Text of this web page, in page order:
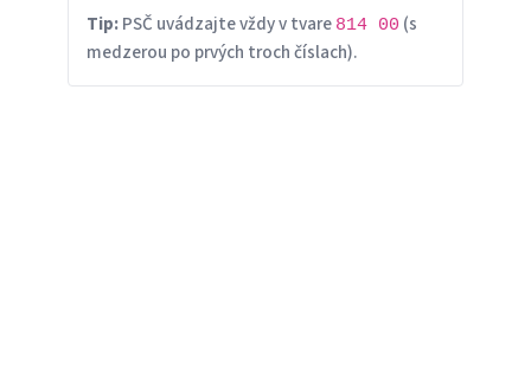
Tip:PSČ uvádzajte vždy v tvare 814 00 (s
medzerou po prvých troch číslach).